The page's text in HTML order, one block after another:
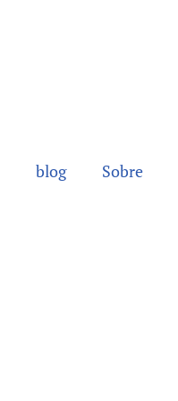
blog Sobre